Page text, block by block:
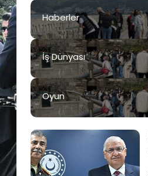
Haberler
İş Dünyası
Oyun